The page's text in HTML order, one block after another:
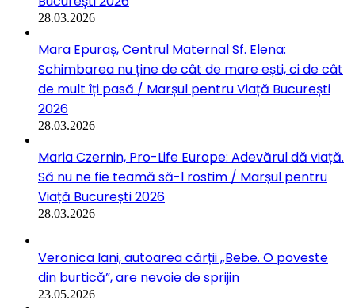
28.03.2026
Mara Epuraș, Centrul Maternal Sf. Elena:
Schimbarea nu ține de cât de mare ești, ci de cât
de mult îți pasă / Marșul pentru Viață București
2026
28.03.2026
Maria Czernin, Pro-Life Europe: Adevărul dă viață.
Să nu ne fie teamă să-l rostim / Marșul pentru
Viață București 2026
28.03.2026
Veronica Iani, autoarea cărții „Bebe. O poveste
din burtică”, are nevoie de sprijin
23.05.2026